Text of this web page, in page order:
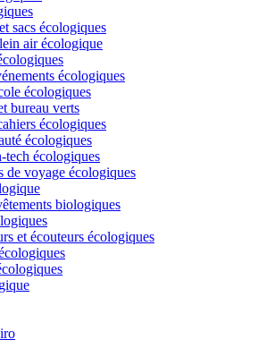
sacs écologiques
air écologique
écologiques
écologiques
bureau verts
écologiques
écologiques
tech écologiques
de voyage écologiques
biologiques
et écouteurs écologiques